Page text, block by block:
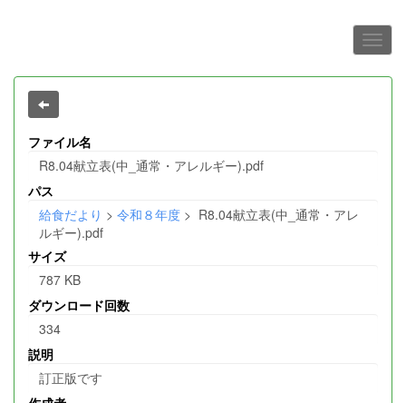
ファイル名
R8.04献立表(中_通常・アレルギー).pdf
パス
給食だより > 令和８年度 > R8.04献立表(中_通常・アレ
ルギー).pdf
サイズ
787 KB
ダウンロード回数
334
説明
訂正版です